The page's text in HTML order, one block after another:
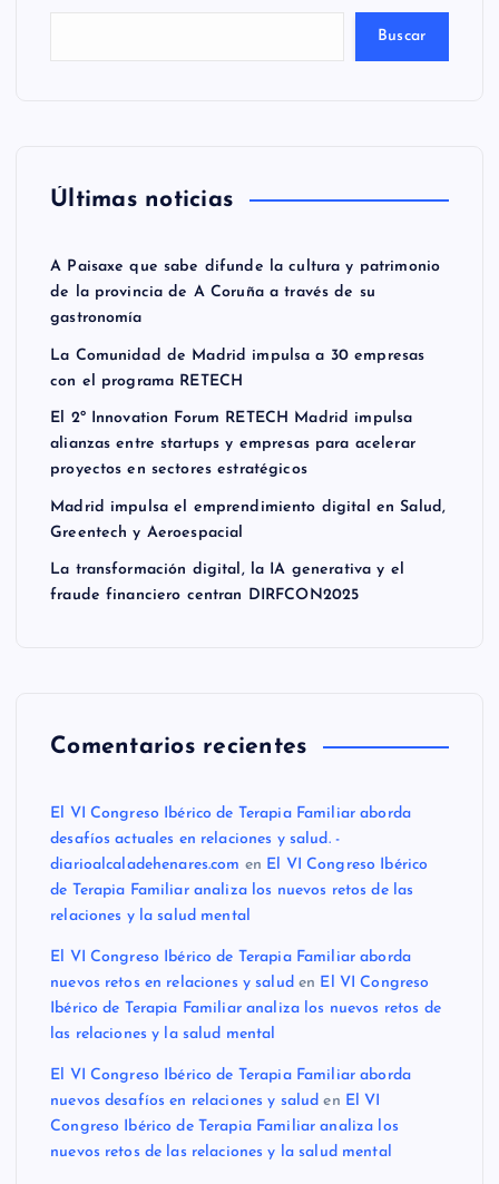
Buscar
Últimas noticias
A Paisaxe que sabe difunde la cultura y patrimonio
de la provincia de A Coruña a través de su
gastronomía
La Comunidad de Madrid impulsa a 30 empresas
con el programa RETECH
El 2º Innovation Forum RETECH Madrid impulsa
alianzas entre startups y empresas para acelerar
proyectos en sectores estratégicos
Madrid impulsa el emprendimiento digital en Salud,
Greentech y Aeroespacial
La transformación digital, la IA generativa y el
fraude financiero centran DIRFCON2025
Comentarios recientes
El VI Congreso Ibérico de Terapia Familiar aborda
desafíos actuales en relaciones y salud. -
diarioalcaladehenares.com en El VI Congreso Ibérico
de Terapia Familiar analiza los nuevos retos de las
relaciones y la salud mental
El VI Congreso Ibérico de Terapia Familiar aborda
nuevos retos en relaciones y saluden El VI Congreso
Ibérico de Terapia Familiar analiza los nuevos retos de
las relaciones y la salud mental
El VI Congreso Ibérico de Terapia Familiar aborda
nuevos desafíos en relaciones y salud en El VI
Congreso Ibérico de Terapia Familiar analiza los
nuevos retos de las relaciones y la salud mental